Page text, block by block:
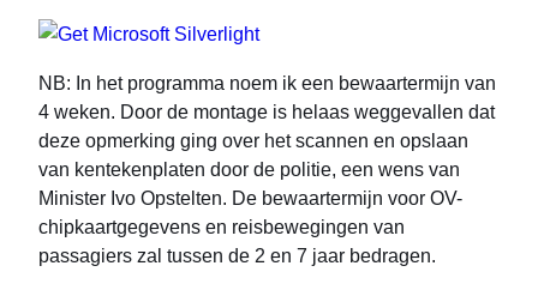
NB: In het programma noem ik een bewaartermijn van
4 weken. Door de montage is helaas weggevallen dat
deze opmerking ging over het scannen en opslaan
van kentekenplaten door de politie, een wens van
Minister Ivo Opstelten. De bewaartermijn voor OV-
chipkaartgegevens en reisbewegingen van
passagiers zal tussen de 2 en 7 jaar bedragen.